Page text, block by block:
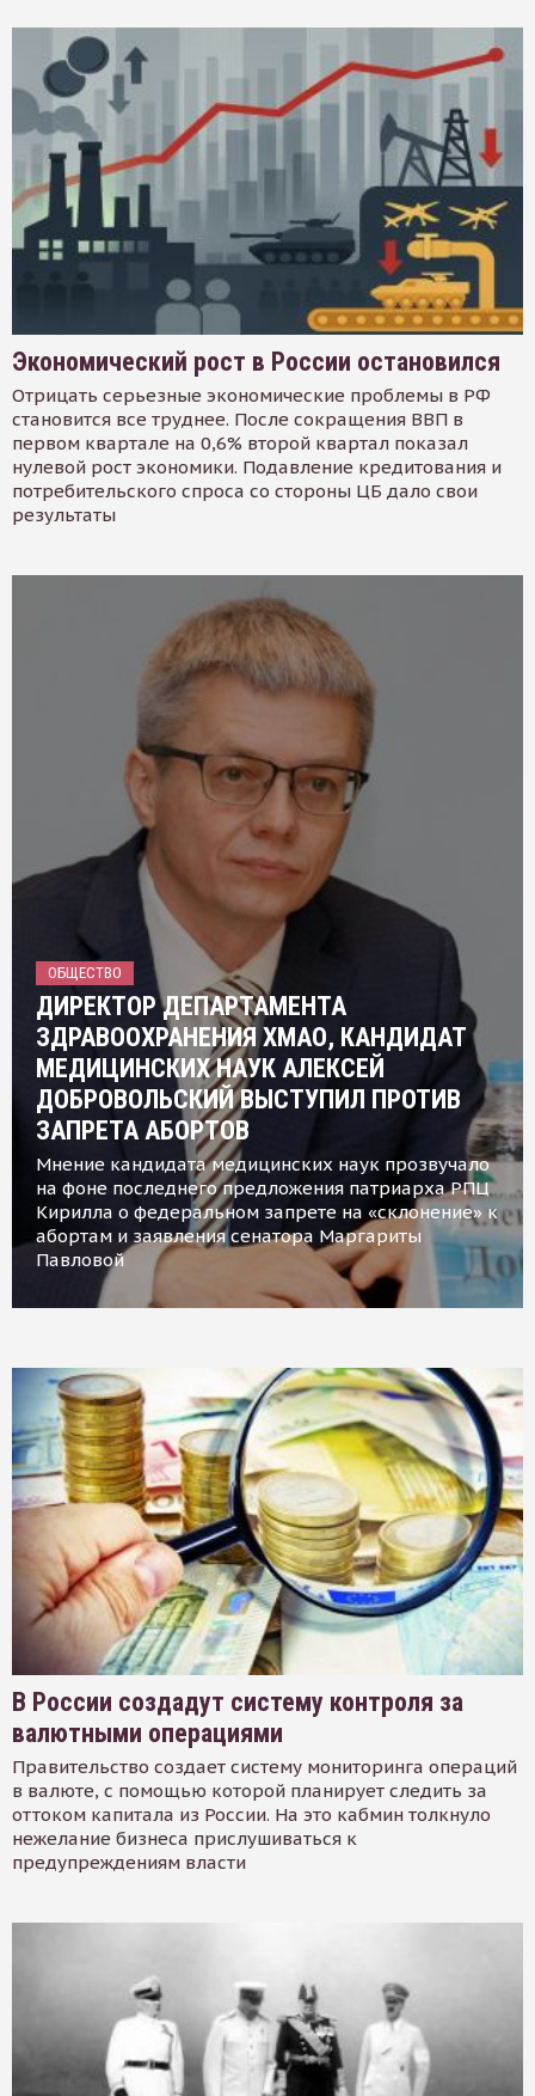
Экономический рост в России остановился
Отрицать серьезные экономические проблемы в РФ
становится все труднее. После сокращения ВВП в
первом квартале на 0,6% второй квартал показал
нулевой рост экономики. Подавление кредитования и
потребительского спроса со стороны ЦБ дало свои
результаты
ОБЩЕСТВО
ДИРЕКТОР ДЕПАРТАМЕНТА
ЗДРАВООХРАНЕНИЯ ХМАО, КАНДИДАТ
МЕДИЦИНСКИХ НАУК АЛЕКСЕЙ
ДОБРОВОЛЬСКИЙ ВЫСТУПИЛ ПРОТИВ
ЗАПРЕТА АБОРТОВ
Мнение кандидата медицинских наук прозвучало
на фоне последнего предложения патриарха РПЦ
Кирилла о федеральном запрете на «склонение» к
абортам и заявления сенатора Маргариты
Павловой
В России создадут систему контроля за
валютными операциями
Правительство создает систему мониторинга операций
в валюте, с помощью которой планирует следить за
оттоком капитала из России. На это кабмин толкнуло
нежелание бизнеса прислушиваться к
предупреждениям власти